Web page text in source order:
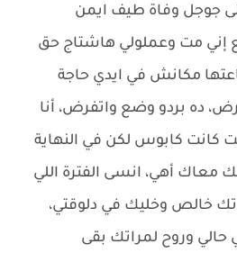
جوجل وفاة طيف ايمن
إني مت وعملولي هاشتاج حق
مكانش في ايدي حاجة
ده بردو وضع واتفرض، أنا
كانت كابوس لكن في النهاية
معاك أهي، انسى الفترة اللي
خالص وخليك في دلوقتي،
وروح لمراتك بقى